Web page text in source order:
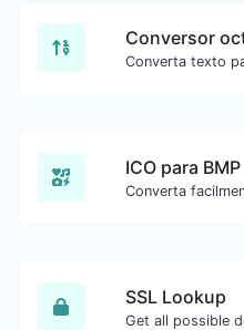
Conversor
ICO para BMP
SSL Lookup